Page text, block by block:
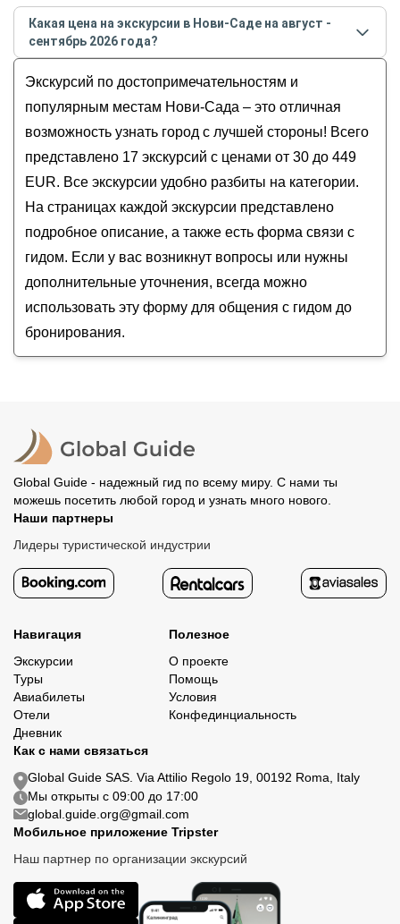
Обзорные
История и архитектура
Музеи и искусство
Гастрономические
Для детей
Самые популярные экскурсиив Нови-Садев
августе - сентябре 2026года:
Нескучный Нови-Сад
Влюбиться в Нови-Сад за 4 часа!
Катакомбы Петроварадинской крепости (из
Свидание с Нови-Садом
Знакомьтесь, Нови-Сад!
Какая цена на экскурсии в Нови-Саде на август -
сентябрь 2026 года?
сентябрь 2026года от 30до 449 EUR
Экскурсий по достопримечательностям и
популярным местам Нови-Сада – это отличная
возможность узнать город с лучшей стороны! Всего
представлено 17 экскурсий с ценами от 30 до 449
EUR. Все экскурсии удобно разбиты на категории.
На страницах каждой экскурсии представлено
подробное описание, а также есть форма связи с
гидом. Если у вас возникнут вопросы или нужны
дополнительные уточнения, всегда можно
использовать эту форму для общения с гидом до
бронирования.
Global Guide - надежный гид по всему миру. С нами ты
можешь посетить любой город и узнать много нового.
Наши партнеры
Лидеры туристической индустрии
Навигация
Экскурсии
Туры
Авиабилеты
Отели
Дневник
Полезное
О проекте
Помощь
Условия
Конфединциальность
Как с нами связаться
Global Guide SAS. Via Attilio Regolo 19, 00192 Roma, Italy
Мы открыты с 09:00 до 17:00
global.guide.org@gmail.com
Мобильное приложение Tripster
Наш партнер по организации экскурсий